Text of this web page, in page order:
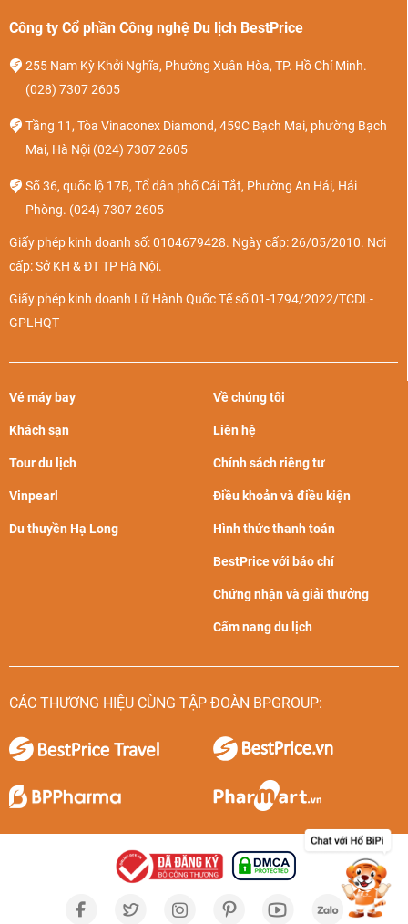
Công ty Cổ phần Công nghệ Du lịch BestPrice
255 Nam Kỳ Khởi Nghĩa, Phường Xuân Hòa, TP. Hồ Chí Minh.
(028) 7307 2605
Tầng 11, Tòa Vinaconex Diamond, 459C Bạch Mai, phường Bạch
Mai, Hà Nội (024) 7307 2605
Số 36, quốc lộ 17B, Tổ dân phố Cái Tắt, Phường An Hải, Hải
Phòng. (024) 7307 2605
Giấy phép kinh doanh số: 0104679428. Ngày cấp: 26/05/2010. Nơi
cấp: Sở KH & ĐT TP Hà Nội.
Giấy phép kinh doanh Lữ Hành Quốc Tế số 01-1794/2022/TCDL-
GPLHQT
Vé máy bay
Khách sạn
Tour du lịch
Vinpearl
Du thuyền Hạ Long
Về chúng tôi
Liên hệ
Chính sách riêng tư
Điều khoản và điều kiện
Hình thức thanh toán
BestPrice với báo chí
Chứng nhận và giải thưởng
Cẩm nang du lịch
CÁC THƯƠNG HIỆU CÙNG TẬP ĐOÀN BPGROUP: